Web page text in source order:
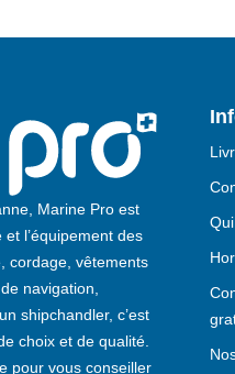
Marine Pro est
l’équipement des
cordage, vêtements
navigation,
shipchandler, c’est
choix et de qualité.
pour vous conseiller